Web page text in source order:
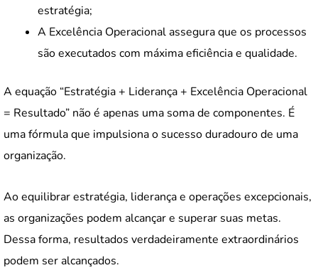
estratégia;
A Excelência Operacional assegura que os processos
são executados com máxima eficiência e qualidade.
A equação “Estratégia + Liderança + Excelência Operacional
= Resultado” não é apenas uma soma de componentes. É
uma fórmula que impulsiona o sucesso duradouro de uma
organização.
Ao equilibrar estratégia, liderança e operações excepcionais,
as organizações podem alcançar e superar suas metas.
Dessa forma, resultados verdadeiramente extraordinários
podem ser alcançados.